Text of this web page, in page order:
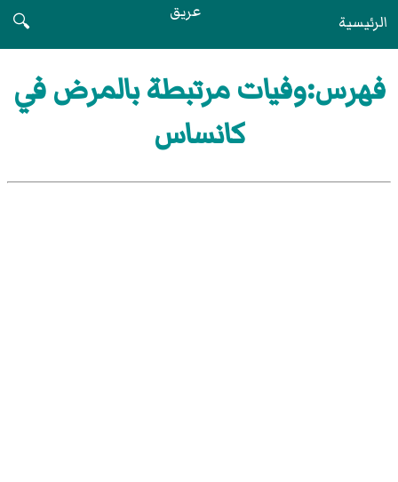
الرئيسية عريق
🔍
فهرس:وفيات مرتبطة بالمرض في
كانساس